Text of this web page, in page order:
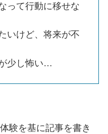
って行動に移せな
いけど、将来が不
少し怖い…
験を基に記事を書き